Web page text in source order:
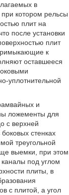
в
котором рельсы
плит на
после установки
плит
к
оставшееся
уплотнительной
и
ложементы для
с верхней
стенках
треугольной
выемки, при этом
под углом
плиты, в
с плитой, а угол